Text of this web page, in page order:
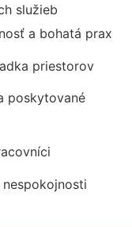
služieb
a bohatá prax
priestorov
poskytované